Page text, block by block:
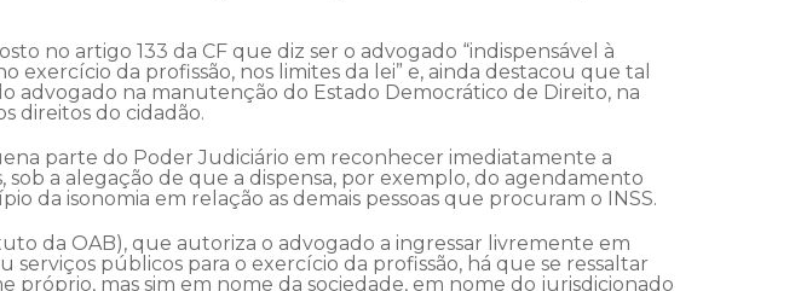
no artigo 133 da CF que diz ser o advogado “indispensável à
exercício da profissão, nos limites da lei” e, ainda destacou que tal
na manutenção do Estado Democrático de Direito, na
direitos do cidadão.
parte do Poder Judiciário em reconhecer imediatamente a
a alegação de que a dispensa, por exemplo, do agendamento
da isonomia em relação as demais pessoas que procuram o INSS.
da OAB), que autoriza o advogado a ingressar livremente em
públicos para o exercício da profissão, há que se ressaltar
mas sim em nome da sociedade, em nome do jurisdicionado